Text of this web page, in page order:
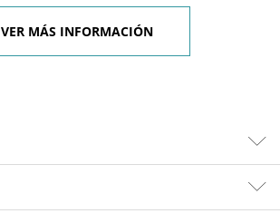
VER MÁS INFORMACIÓN